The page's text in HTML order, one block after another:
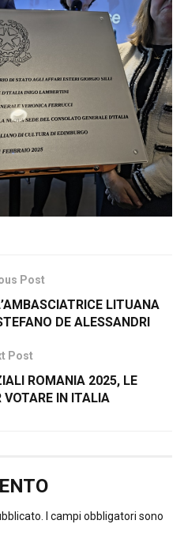
Post
LITUANA
DE ALESSANDRI
Post
ROMANIA 2025, LE
VOTARE IN ITALIA
I campi obbligatori sono